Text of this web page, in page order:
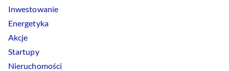
Inwestowanie
Energetyka
Akcje
Startupy
Nieruchomości